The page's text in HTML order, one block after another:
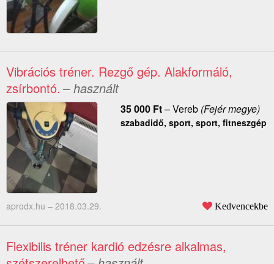
Vibrációs tréner. Rezgő gép. Alakformáló,
zsírbontó. – használt
35 000 Ft–Vereb(Fejér megye)
szabadidő, sport, sport, fitneszgép
aprodx.hu – 2018.03.29. Kedvencekbe
Flexibilis tréner kardió edzésre alkalmas,